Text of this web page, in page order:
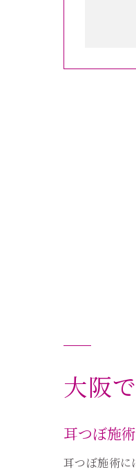
大阪
耳つぼ施
耳つぼ施術に